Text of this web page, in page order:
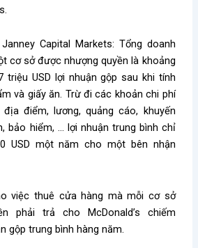
Capital Markets: Tổng doanh
cơ sở được nhượng quyền là khoảng
triệu USD lợi nhuận gộp sau khi tính
và giấy ăn. Trừ đi các khoản chi phí
điểm, lương, quảng cáo, khuyến
bảo hiểm, … lợi nhuận trung bình chỉ
USD một năm cho một bên nhận
việc thuê cửa hàng mà mỗi cơ sở
phải trả cho McDonald’s chiếm
gộp trung bình hàng năm.